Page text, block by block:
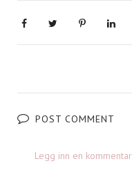
POST COMMENT
Legg inn en kommentar